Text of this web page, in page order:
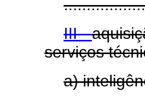
III -
serviços
a)